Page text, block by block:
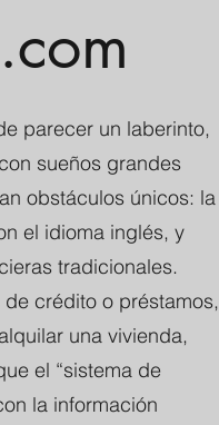
parecer un laberinto,
sueños grandes
obstáculos únicos: la
el idioma inglés, y
tradicionales.
crédito o préstamos,
una vivienda,
el “sistema de
la información